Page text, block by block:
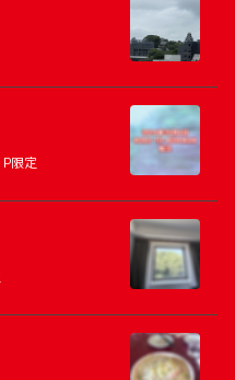
P限定